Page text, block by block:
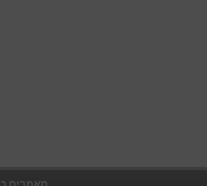
מאמרים